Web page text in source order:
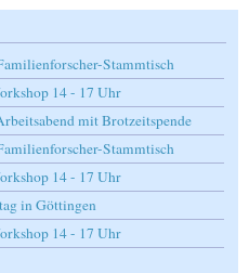
Stammtisch
14 - 17 Uhr
mit Brotzeitspende
Stammtisch
14 - 17 Uhr
in Göttingen
14 - 17 Uhr